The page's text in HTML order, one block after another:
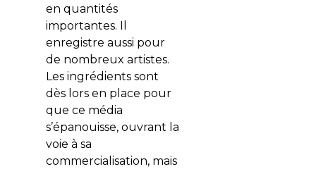
en quantités
importantes. Il
enregistre aussi pour
de nombreux artistes.
Les ingrédients sont
dès lors en place pour
que ce média
s’épanouisse, ouvrant la
voie à sa
commercialisation, mais